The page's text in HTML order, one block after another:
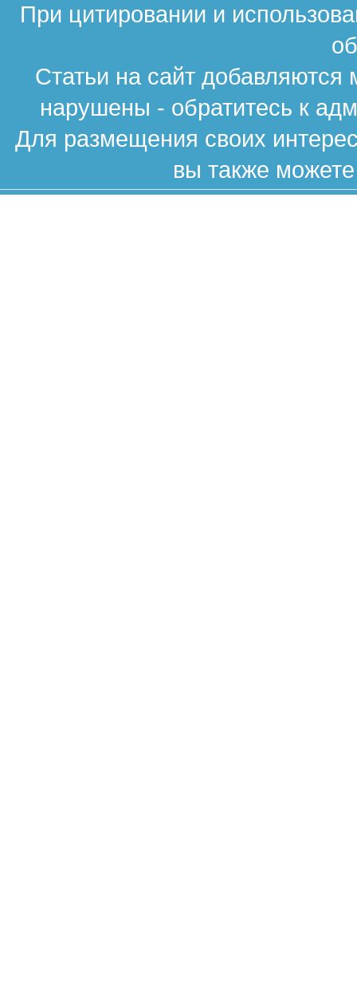
При цитировании и
Статьи на сайт
нарушены - обратитесь к
Для размещения своих
вы также